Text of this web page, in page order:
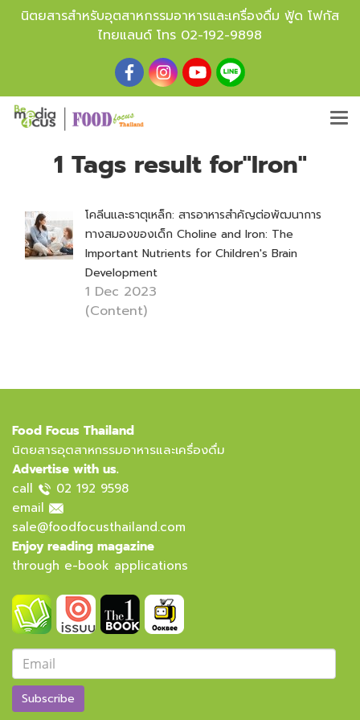
นิตยสารสำหรับอุตสาหกรรมอาหารและเครื่องดื่ม ฟู้ด โฟกัส
ไทยแลนด์ โทร 02-192-9898
1 Tags result for"Iron"
โคลีนและธาตุเหล็ก: สารอาหารสำคัญต่อพัฒนาการ
ทางสมองของเด็ก Choline and Iron: The
Important Nutrients for Children's Brain
Development
1 Dec 2023
(Content)
Food Focus Thailand
นิตยสารอุตสาหกรรมอาหารและเครื่องดื่ม
Advertise with us.
call
02 192 9598
email
sale@foodfocusthailand.com
Enjoy reading magazine
through e-book applications
Subscribe